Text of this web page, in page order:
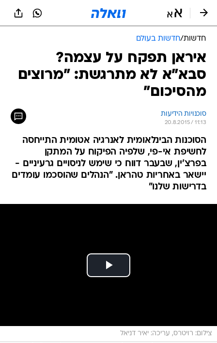
חדשות/חדשות בעולם
איראן תפקח על עצמה?
סבא"א לא מתרגשת: "מרוצים
מהסיכום"
סוכנויות הידיעות
20.8.2015 / 11:13
הסוכנות הבינלאומית לאנרגיה אטומית התייחסה
לחשיפת אי-פי, שלפיה הפיקוח על המתקן
בפרצ'ין, שבעבר דווח כי שימש לניסויים גרעיניים -
יישאר באחריות טהראן. "הנהלים שהוסכמו עומדים
בדרישות שלנו"
צילום: רויטרס, עריכה: יאיר דניאל